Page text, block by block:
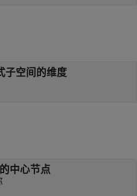
子空间的维度
中心节点